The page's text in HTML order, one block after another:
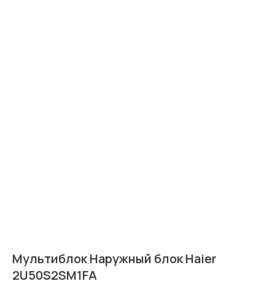
Мультиблок Наружный блок Haier
2U50S2SM1FA